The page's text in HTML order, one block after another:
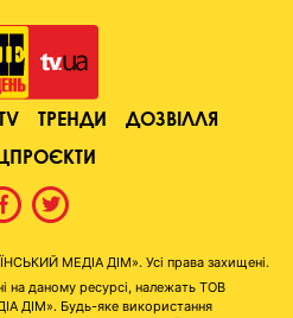
ТРЕНДИ
ДОЗВІЛЛЯ
МЕДІА ДІМ». Усі права захищені.
на даному ресурсі, належать ТОВ
ДІМ». Будь-яке використання